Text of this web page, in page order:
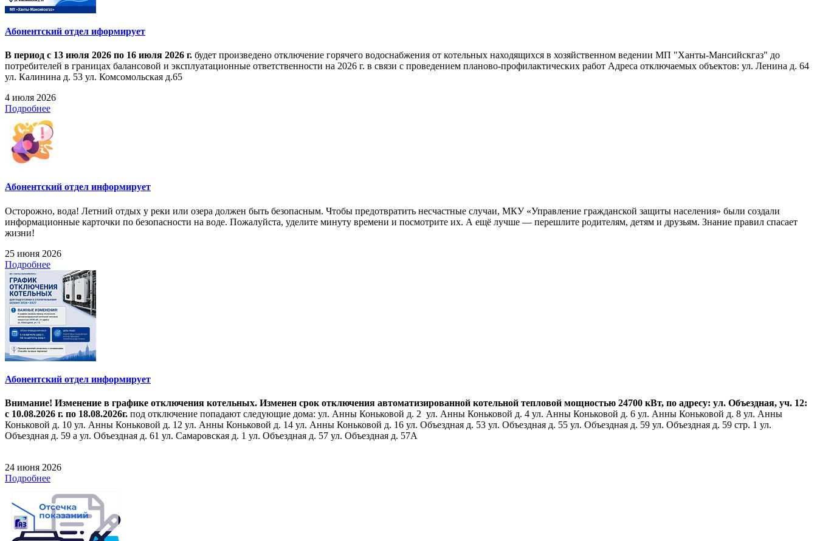
Абонентский отдел иформирует
В период с 13 июля 2026 по 16 июля 2026 г. будет произведено отключение горячего водоснабжения от котельных находящихся в хозяйственном ведении МП "Ханты-Мансийскгаз" до
потребителей в границах балансовой и эксплуатационные ответственности на 2026 г. в связи с проведением планово-профилактических работ Адреса отключаемых объектов: ул. Ленина д. 64
ул. Калинина д. 53 ул. Комсомольская д.65
4 июля 2026
Подробнее
Абонентский отдел информирует
Осторожно, вода! Летний отдых у реки или озера должен быть безопасным. Чтобы предотвратить несчастные случаи, МКУ «Управление гражданской защиты населения» были создали
информационные карточки по безопасности на воде. Пожалуйста, уделите минуту времени и посмотрите их. А ещё лучше — перешлите родителям, детям и друзьям. Знание правил спасает
жизни!
25 июня 2026
Подробнее
Абонентский отдел информирует
Внимание! Изменение в графике отключения котельных. Изменен срок отключения автоматизированной котельной тепловой мощностью 24700 кВт, по адресу: ул. Объездная, уч. 12:
с 10.08.2026 г. по 18.08.2026г. под отключение попадают следующие дома: ул. Анны Коньковой д. 2 ул. Анны Коньковой д. 4 ул. Анны Коньковой д. 6 ул. Анны Коньковой д. 8 ул. Анны
Коньковой д. 10 ул. Анны Коньковой д. 12 ул. Анны Коньковой д. 14 ул. Анны Коньковой д. 16 ул. Объездная д. 53 ул. Объездная д. 55 ул. Объездная д. 59 ул. Объездная д. 59 стр. 1 ул.
Объездная д. 59 а ул. Объездная д. 61 ул. Самаровская д. 1 ул. Объездная д. 57 ул. Объездная д. 57А
24 июня 2026
Подробнее